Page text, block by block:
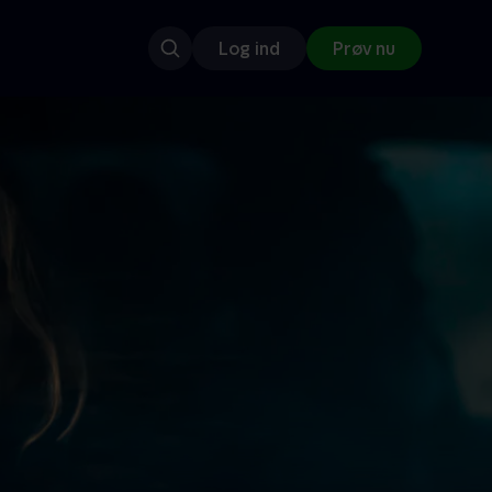
Log ind Prøv nu